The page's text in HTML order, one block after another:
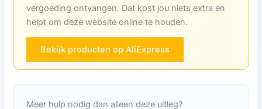
vergoeding ontvangen. Dat kost jou niets extra en
helpt om deze website online te houden.
Bekijk producten op AliExpress
Meer hulp nodig dan alleen deze uitleg?